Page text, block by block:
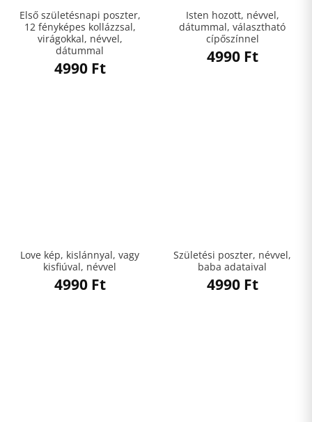
Első születésnapi poszter,
12 fényképes kollázzsal,
virágokkal, névvel,
dátummal
4990 Ft
Isten hozott, névvel,
dátummal, választható
cípőszínnel
4990 Ft
Love kép, kislánnyal, vagy
kisfiúval, névvel
4990 Ft
Születési poszter, névvel,
baba adataival
4990 Ft